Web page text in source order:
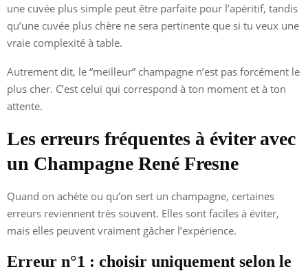
une cuvée plus simple peut être parfaite pour l’apéritif, tandis
qu’une cuvée plus chère ne sera pertinente que si tu veux une
vraie complexité à table.
Autrement dit, le “meilleur” champagne n’est pas forcément le
plus cher. C’est celui qui correspond à ton moment et à ton
attente.
Les erreurs fréquentes à éviter avec
un Champagne René Fresne
Quand on achète ou qu’on sert un champagne, certaines
erreurs reviennent très souvent. Elles sont faciles à éviter,
mais elles peuvent vraiment gâcher l’expérience.
Erreur n°1 : choisir uniquement selon le